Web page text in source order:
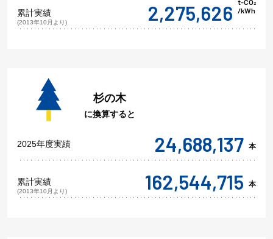
累計実績
(2013年10月より) 2,275,626 t-CO2
/kWh
杉の木
に換算すると
2025年度実績 24,688,137 本
累計実績
(2013年10月より) 162,544,715 本